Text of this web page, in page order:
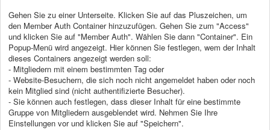
Gehen Sie zu einer Unterseite. Klicken Sie auf das Pluszeichen, um
den Member Auth Container hinzuzufügen. Gehen Sie zum "Access"
und klicken Sie auf "Member Auth". Wählen Sie dann "Container". Ein
Popup-Menü wird angezeigt. Hier können Sie festlegen, wem der Inhalt
dieses Containers angezeigt werden soll:
- Mitgliedern mit einem bestimmten Tag oder
- Website-Besuchern, die sich noch nicht angemeldet haben oder noch
kein Mitglied sind (nicht authentifizierte Besucher).
- Sie können auch festlegen, dass dieser Inhalt für eine bestimmte
Gruppe von Mitgliedern ausgeblendet wird. Nehmen Sie Ihre
Einstellungen vor und klicken Sie auf "Speichern".